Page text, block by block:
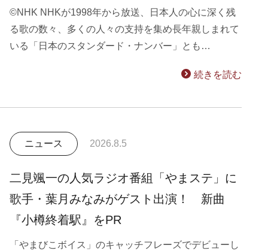
©NHK NHKが1998年から放送、日本人の心に深く残
る歌の数々、多くの人々の支持を集め長年親しまれて
いる「日本のスタンダード・ナンバー」とも…
続きを読む
ニュース 2026.8.5
二見颯一の人気ラジオ番組「やまステ」に
歌手・葉月みなみがゲスト出演！ 新曲
『小樽終着駅』をPR
「やまびこボイス」のキャッチフレーズでデビューし